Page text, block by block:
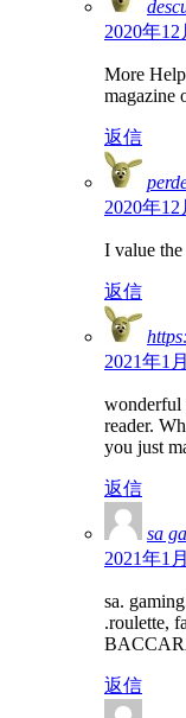
2020年
More
magazine
返信
2020年
I value
返信
2021年1
wonderful
reader.
you just
返信
sa
2021年1
sa.
.roulette,
返信